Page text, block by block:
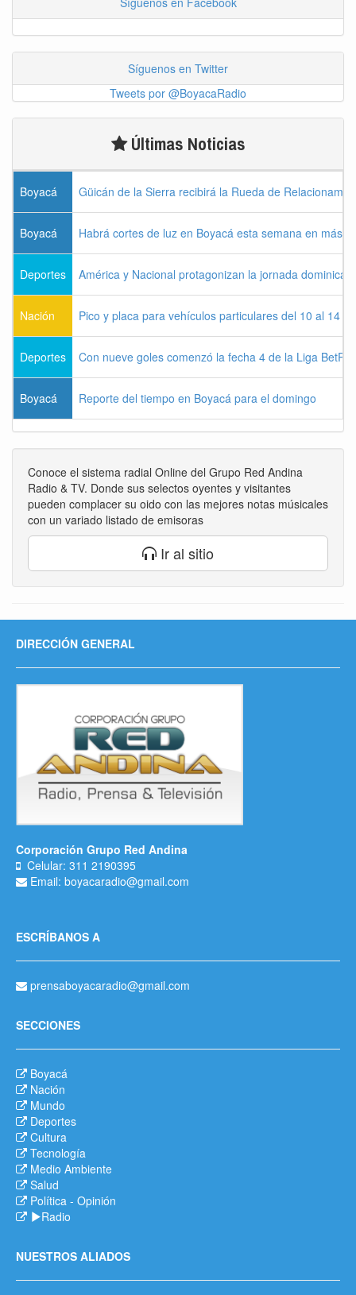
Síguenos en Twitter
Tweets por @BoyacaRadio
Últimas Noticias
Boyacá Güicán de la Sierra recibirá la Rueda de
Boyacá Habrá cortes de luz en Boyacá esta semana en más
Deportes América y Nacional protagonizan la jornada dominical
Nación Pico y placa para vehículos particulares del 10 al 14
Deportes Con nueve goles comenzó la fecha 4 de la Liga
Boyacá Reporte del tiempo en Boyacá para el domingo
Conoce el sistema radial Online del Grupo Red Andina
Radio & TV. Donde sus selectos oyentes y visitantes
pueden complacer su oido con las mejores notas músicales
con un variado listado de emisoras
Ir al sitio
DIRECCIÓN GENERAL
Corporación Grupo Red Andina
Celular: 311 2190395
Email: boyacaradio@gmail.com
ESCRÍBANOS A
prensaboyacaradio@gmail.com
SECCIONES
Boyacá
Nación
Mundo
Deportes
Cultura
Tecnología
Medio Ambiente
Salud
Política - Opinión
Radio
NUESTROS ALIADOS